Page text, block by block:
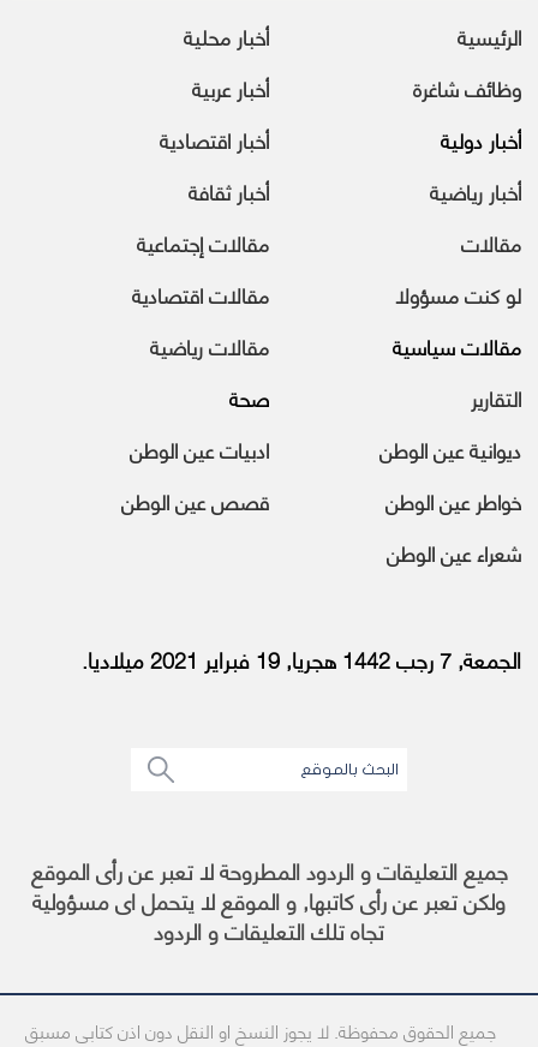
الرئيسية
أخبار محلية
وظائف شاغرة
أخبار عربية
أخبار دولية
أخبار اقتصادية
أخبار رياضية
أخبار ثقافة
مقالات
مقالات إجتماعية
لو كنت مسؤولا
مقالات اقتصادية
مقالات سياسية
مقالات رياضية
التقارير
صحة
ديوانية عين الوطن
ادبيات عين الوطن
خواطر عين الوطن
قصص عين الوطن
شعراء عين الوطن
الجمعة, 7 رجب 1442 هجريا, 19 فبراير 2021 ميلاديا.
جميع التعليقات و الردود المطروحة لا تعبر عن رأى الموقع
ولكن تعبر عن رأى كاتبها, و الموقع لا يتحمل اى مسؤولية
تجاه تلك التعليقات و الردود
جميع الحقوق محفوظة. لا يجوز النسخ او النقل دون اذن كتابى مسبق